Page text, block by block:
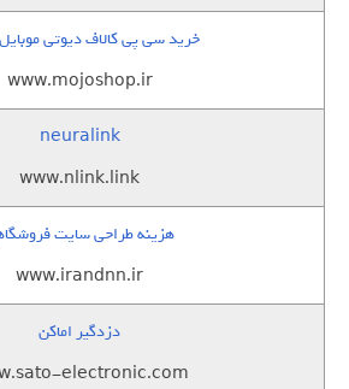
خرید سی پی کالاف دیوتی
www.mojoshop.ir
neuralink
www.nlink.link
هزینه طراحی سایت
www.irandnn.ir
دزدگیر اماکن
electronic.com